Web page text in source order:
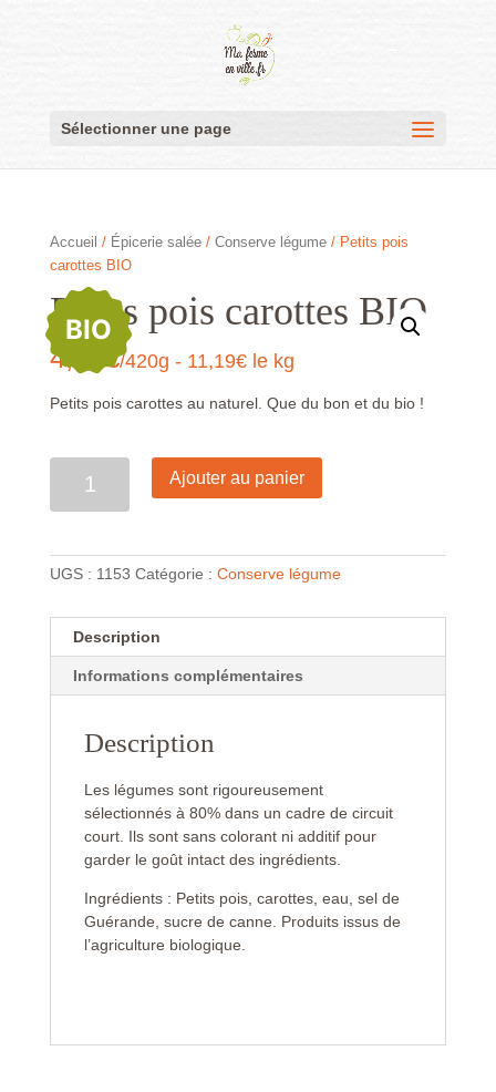
Sélectionner une page
Accueil / Épicerie salée/ Conserve légume/ Petits pois
carottes BIO
BIO
Petits pois carottes BIO
4,70 €/420g - 11,19€ le kg
Petits pois carottes au naturel. Que du bon et du bio !
Ajouter au panier
UGS : 1153 Catégorie : Conserve légume
Description
Informations complémentaires
Description
Les légumes sont rigoureusement
sélectionnés à 80% dans un cadre de circuit
court. Ils sont sans colorant ni additif pour
garder le goût intact des ingrédients.
Ingrédients : Petits pois, carottes, eau, sel de
Guérande, sucre de canne. Produits issus de
l’agriculture biologique.